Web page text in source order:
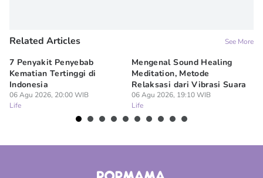
Related Articles See More
7 Penyakit Penyebab
Kematian Tertinggi di
Indonesia
06 Agu 2026, 20:00 WIB
Life
Mengenal Sound Healing
Meditation, Metode
Relaksasi dari Vibrasi Suara
06 Agu 2026, 19:10 WIB
Life